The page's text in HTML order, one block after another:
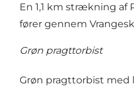
En 1,1 km strækning af
fører gennem
Grøn pragttorbist
Grøn pragttorbist med